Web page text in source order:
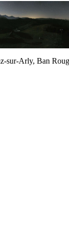
sur-Arly, Ban